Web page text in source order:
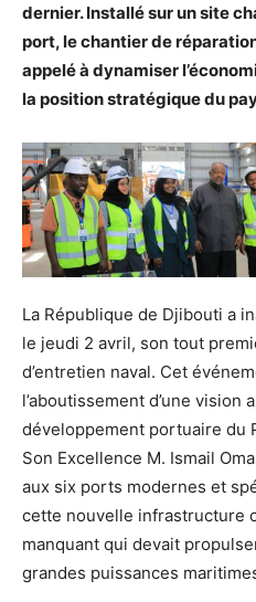
dernier. Installé sur un site
port, le chantier de
appelé à dynamiser
la position stratégique du
La République de Djibouti a
le jeudi 2 avril, son tout
d’entretien naval. Cet
l’aboutissement d’une vision
développement portuaire du
Son Excellence M. Ismail
aux six ports modernes et
cette nouvelle infrastructure
manquant qui devait
grandes puissances